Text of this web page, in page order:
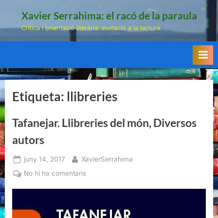
Xavier Serrahima: el racó de la paraula
Crítica i orientació literària: invitació a la lectura.
Etiqueta: llibreries
Tafanejar. Llibreries del món, Diversos
autors
Posted
on
juny 14, 2017 By
XavierSerrahima
No hi ha comentarisa